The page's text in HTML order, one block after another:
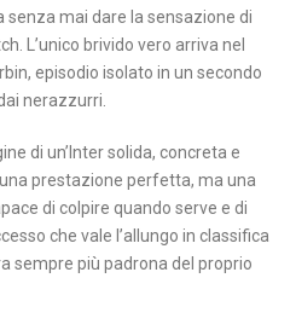
mai dare la sensazione di
L’unico brivido vero arriva nel
episodio isolato in un secondo
nerazzurri.
di un’Inter solida, concreta e
prestazione perfetta, ma una
di colpire quando serve e di
che vale l’allungo in classifica
sempre più padrona del proprio